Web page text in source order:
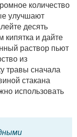
количество
улучшают
десять
кипятка и дайте
раствор пьют
из
травы сначала
стакана
использовать